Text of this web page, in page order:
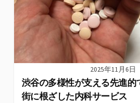
2025年11月6日
渋谷の多様性が支える先進的
街に根ざした内科サービス